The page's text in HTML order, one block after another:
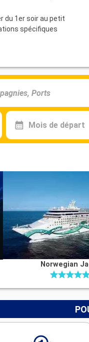
du 1er soir au petit
spécifiques
Mois de départ
Norwegian